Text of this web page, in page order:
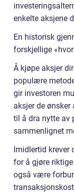
enkelte aksjene
En historisk
forskjellige
Å kjøpe aksjer
populære
gir investoren
aksjer de
til å dra nytte av
sammenlignet
Imidlertid krever
for å gjøre
også være